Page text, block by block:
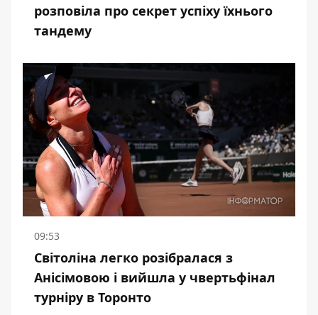
розповіла про секрет успіху їхнього
тандему
09:53
Світоліна легко розібралася з
Анісімовою і вийшла у чвертьфінал
турніру в Торонто